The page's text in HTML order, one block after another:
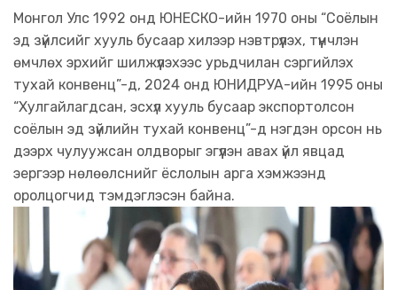
Монгол Улс 1992 онд ЮНЕСКО-ийн 1970 оны “Соёлын
эд зүйлсийг хууль бусаар хилээр нэвтрүүлэх, түүнчлэн
өмчлөх эрхийг шилжүүлэхээс урьдчилан сэргийлэх
тухай конвенц”-д, 2024 онд ЮНИДРУА-ийн 1995 оны
“Хулгайлагдсан, эсхүл хууль бусаар экспортолсон
соёлын эд зүйлийн тухай конвенц”-д нэгдэн орсон нь
дээрх чулуужсан олдворыг эгүүлэн авах үйл явцад
эергээр нөлөөлснийг ёслолын арга хэмжээнд
оролцогчид тэмдэглэсэн байна.